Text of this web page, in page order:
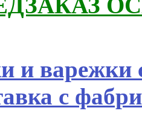
и варежки
с